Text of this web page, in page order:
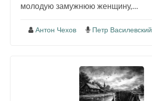
молодую замужнюю женщину,...
Антон Чехов Петр Василевский